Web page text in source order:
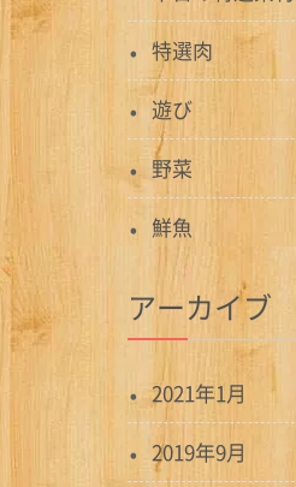
特選肉
遊び
野菜
鮮魚
アーカイブ
2021年1月
2019年9月